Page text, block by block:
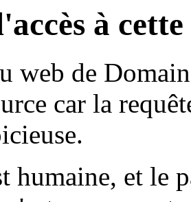
à
web de
car la
humaine, et le